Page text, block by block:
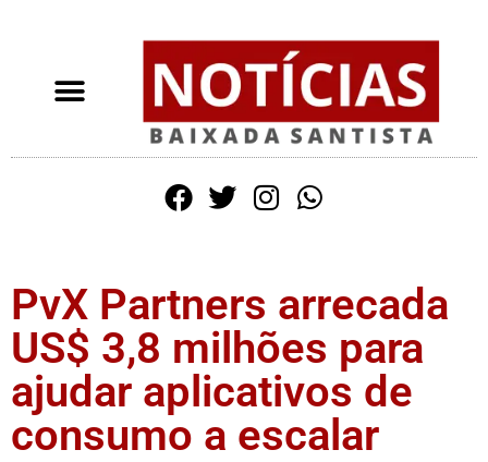
PvX Partners arrecada
US$ 3,8 milhões para
ajudar aplicativos de
consumo a escalar